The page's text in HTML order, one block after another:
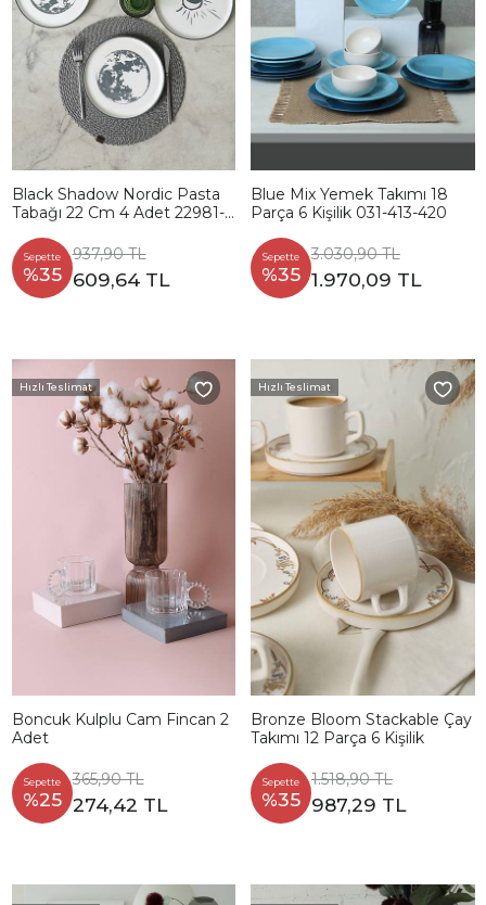
Black Shadow Nordic Pasta
Tabağı 22 Cm 4 Adet 22981-
Sepette
%35
937,90 TL
609,64 TL
Blue Mix Yemek Takımı 18
Parça 6 Kişilik 031-413-420
Sepette
%35
3.030,90 TL
1.970,09 TL
Hızlı Teslimat
Boncuk Kulplu Cam Fincan 2
Adet
Sepette
%25
365,90 TL
274,42 TL
Hızlı Teslimat
Bronze Bloom Stackable Çay
Takımı 12 Parça 6 Kişilik
Sepette
%35
1.518,90 TL
987,29 TL